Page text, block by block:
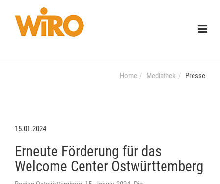
Home Mediathek Presse
15.01.2024
Erneute Förderung für das
Welcome Center Ostwürttemberg